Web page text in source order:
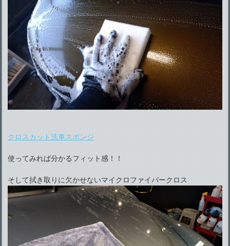
クロスカット洗車スポンジ
使ってみれば分かるフィット感！！
そして拭き取りに欠かせないマイクロファイバークロス